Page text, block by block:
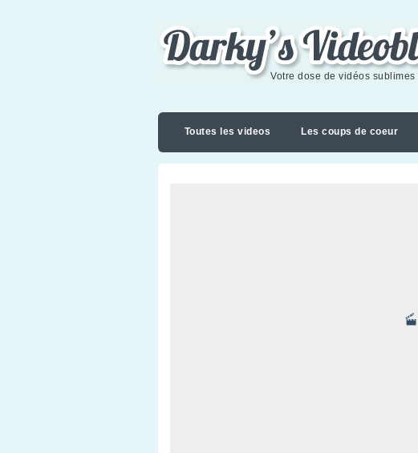
Darky's videoblog
Votre dose de vidéos sublimes
Toutes les videos Les coups de coeur